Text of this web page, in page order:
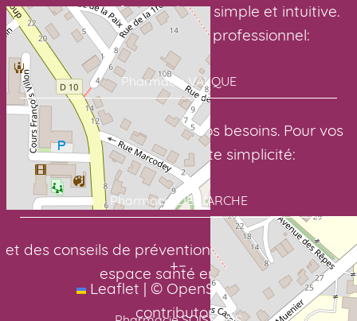
+−
Leaflet | © OpenStreetMap
contributors
avec une interface en ligne simple et intuitive.
Avec un suivi sérieux et professionnel:
Pharmacie VALQUE
pour des soins adaptés à vos besoins. Pour vos
médicaments en toute simplicité:
Pharmacie DE L’ARCHE
et des conseils de prévention toute l’année. Votre
espace santé en ligne: